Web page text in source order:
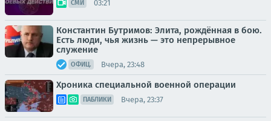
СМИ 03:21
Константин Бутримов: Элита, рождённая в бою.
Есть люди, чья жизнь — это непрерывное
служение
ОФИЦ. Вчера, 23:48
Хроника специальной военной операции
ПАБЛИКИ Вчера, 23:37